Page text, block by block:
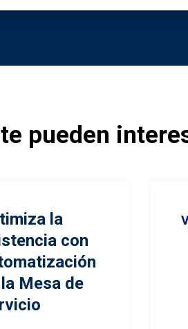
pueden
la
con
Mesa de